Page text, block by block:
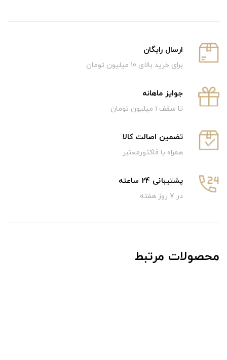
ارسال رایگان
برای خرید بالای 10 میلیون تومان
جوایز ماهانه
تا سقف 1 میلیون تومان
تضمین اصالت کالا
همراه با فاکتورمعتبر
پشتیبانی 24 ساعته
در 7 روز هفته
محصولات مرتبط